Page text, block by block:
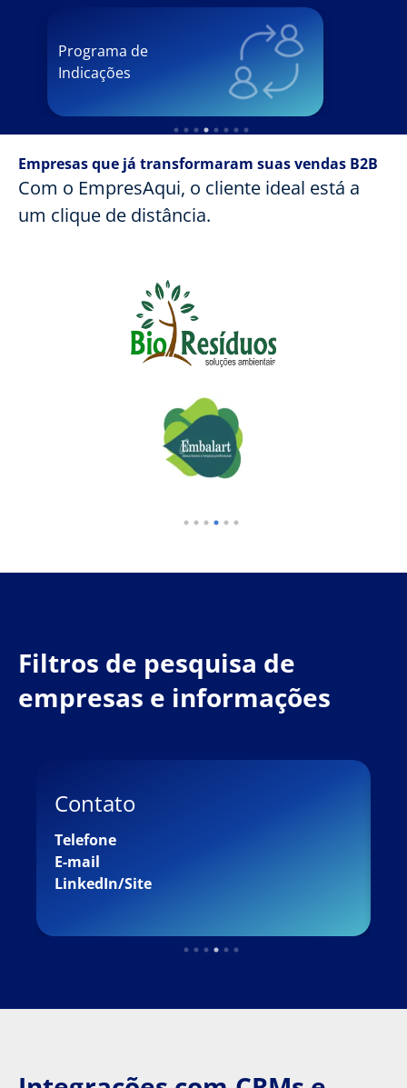
Programa de
Indicações
Empresas que já transformaram suas vendas B2B
Com o EmpresAqui, o cliente ideal está a
um clique de distância.
Filtros de pesquisa de
empresas e informações
Contato
Telefone
E-mail
LinkedIn/Site